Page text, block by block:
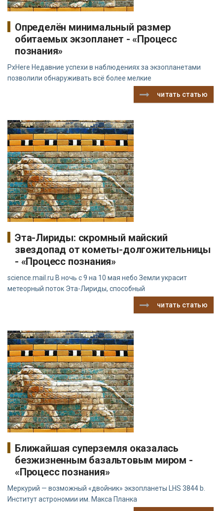
Определён минимальный размер
обитаемых экзопланет - «Процесс
познания»
PxHere Недавние успехи в наблюдениях за экзопланетами
позволили обнаруживать всё более мелкие
читать статью
Эта-Лириды: скромный майский
звездопад от кометы-долгожительницы
- «Процесс познания»
science.mail.ru В ночь с 9 на 10 мая небо Земли украсит
метеорный поток Эта-Лириды, способный
читать статью
Ближайшая суперземля оказалась
безжизненным базальтовым миром -
«Процесс познания»
Меркурий — возможный «двойник» экзопланеты LHS 3844 b.
Институт астрономии им. Макса Планка